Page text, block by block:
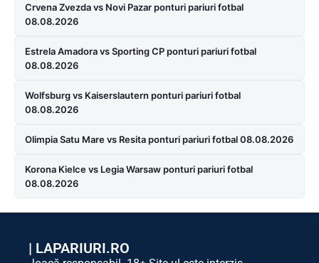
Crvena Zvezda vs Novi Pazar ponturi pariuri fotbal
08.08.2026
Estrela Amadora vs Sporting CP ponturi pariuri fotbal
08.08.2026
Wolfsburg vs Kaiserslautern ponturi pariuri fotbal
08.08.2026
Olimpia Satu Mare vs Resita ponturi pariuri fotbal 08.08.2026
Korona Kielce vs Legia Warsaw ponturi pariuri fotbal
08.08.2026
| LAPARIURI.RO